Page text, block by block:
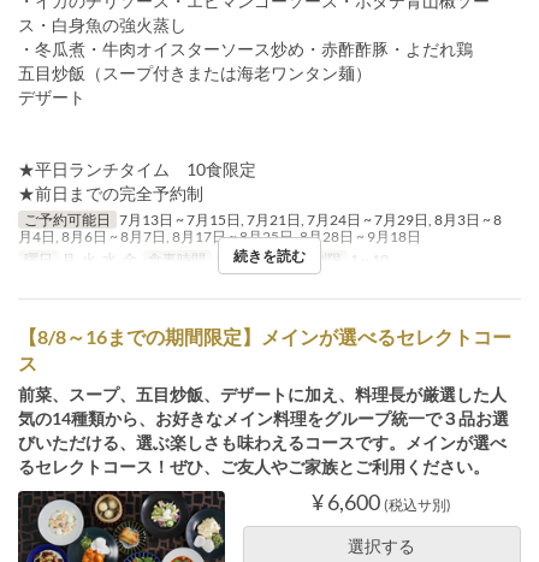
ス・白身魚の強火蒸し
・冬瓜煮・牛肉オイスターソース炒め・赤酢酢豚・よだれ鶏
五目炒飯（スープ付きまたは海老ワンタン麺）
デザート
★平日ランチタイム 10食限定
★前日までの完全予約制
ご予約可能日 7月13日 ~ 7月15日, 7月21日, 7月24日 ~ 7月29日, 8月3日 ~ 8
月4日, 8月6日 ~ 8月7日, 8月17日 ~ 8月25日, 8月28日 ~ 9月18日
曜日
月, 火, 水, 金 食事時間 ランチ 注文数制限 1 ~ 10
続きを読む
【8/8～16までの期間限定】メインが選べるセレクトコー
ス
前菜、スープ、五目炒飯、デザートに加え、料理長が厳選した人
気の14種類から、お好きなメイン料理をグループ統一で３品お選
びいただける、選ぶ楽しさも味わえるコースです。メインが選べ
るセレクトコース！ぜひ、ご友人やご家族とご利用ください。
¥ 6,600 (税込サ別)
選択する